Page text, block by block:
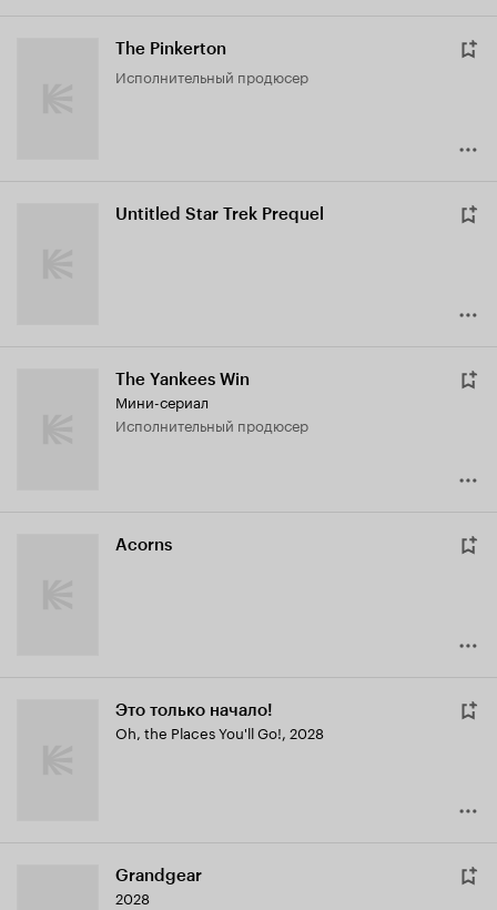
The Pinkerton
исполнительный продюсер
Untitled Star Trek Prequel
The Yankees Win
Мини-сериал
исполнительный продюсер
Acorns
Это только начало!
Oh, the Places You'll Go!, 2028
Grandgear
2028